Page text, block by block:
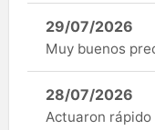
29/07/2026
Muy buenos
28/07/2026
Actuaron rápido